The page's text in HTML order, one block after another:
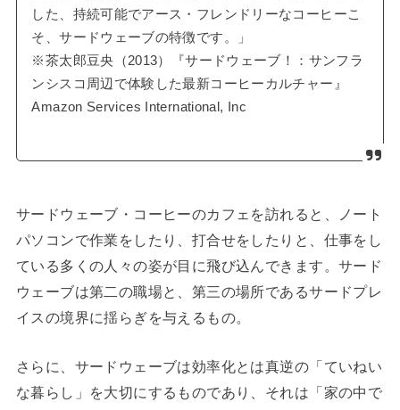
した、持続可能でアース・フレンドリーなコーヒーこ
そ、サードウェーブの特徴です。」
※茶太郎豆央（2013）『サードウェーブ！：サンフラ
ンシスコ周辺で体験した最新コーヒーカルチャー』
Amazon Services International, Inc
サードウェーブ・コーヒーのカフェを訪れると、ノート
パソコンで作業をしたり、打合せをしたりと、仕事をし
ている多くの人々の姿が目に飛び込んできます。サード
ウェーブは第二の職場と、第三の場所であるサードプレ
イスの境界に揺らぎを与えるもの。
さらに、サードウェーブは効率化とは真逆の「ていねい
な暮らし」を大切にするものであり、それは「家の中で